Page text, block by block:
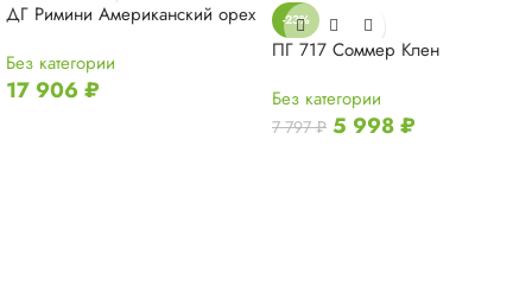
ДГ Римини Американский орех
Без категории
17 906 ₽
-23%
ПГ 717 Соммер Клен
Без категории
7 797₽ 5 998₽